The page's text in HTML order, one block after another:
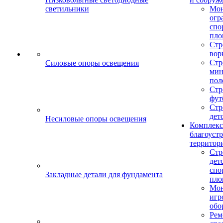
светильники
Силовые опоры освещения
Несиловые опоры освещения
Закладные детали для фундамента